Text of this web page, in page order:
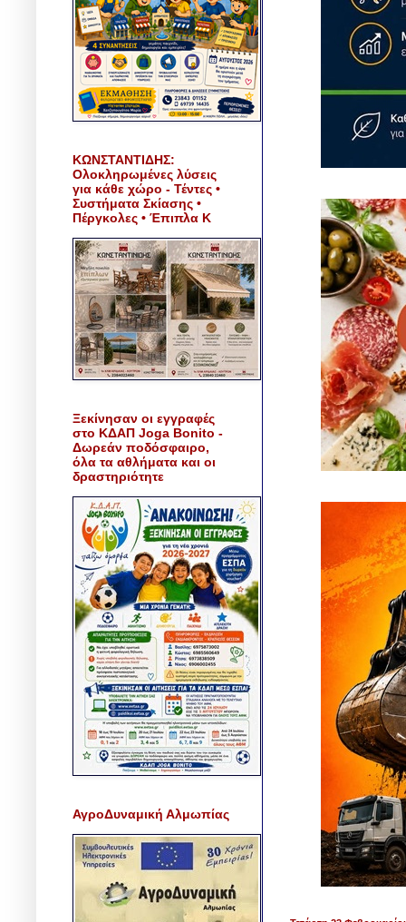
ΚΩΝΣΤΑΝΤΙΔΗΣ:
Ολοκληρωμένες λύσεις
για κάθε χώρο - Τέντες •
Συστήματα Σκίασης •
Πέργκολες • Έπιπλα Κ
Ξεκίνησαν οι εγγραφές
στο ΚΔΑΠ Joga Bonito -
Δωρεάν ποδόσφαιρο,
όλα τα αθλήματα και οι
δραστηριότητε
ΑγροΔυναμική Αλμωπίας